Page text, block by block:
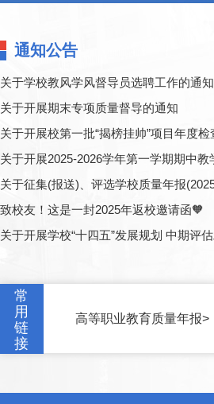
通知公告
关于学校教风学风督导员选聘工作的通知
关于开展期末专项质量督导的通知
致校友！这是一封2025年返校邀请函🧡
常
用
链
接
高等职业教育质量年报>